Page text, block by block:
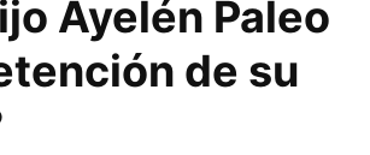
Ayelén Paleo
de su